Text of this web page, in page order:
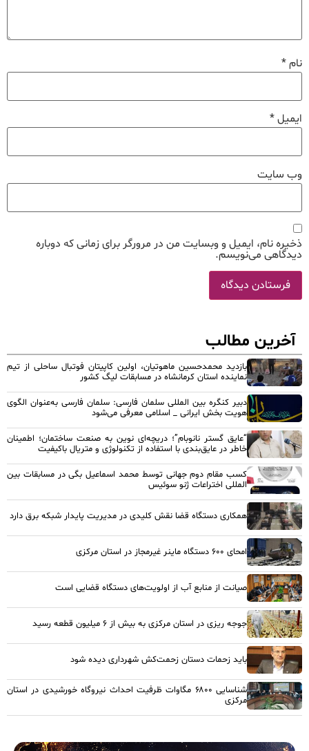
نام*
ایمیل*
وب‌ سایت
ذخیره نام، ایمیل و وبسایت من در مرورگر برای زمانی که دوباره
دیدگاهی می‌نویسم.
آخرین مطالب
بازدید محمدحسین ماهوتیان، اولین کاپیتان فوتبال ساحلی از تیم
نماینده استان کرمانشاه در مسابقات لیگ کشور
دبیر کنگره بین المللی سلمان فارسی: سلمان فارسی به‌عنوان الگوی
هویت بخش ایرانی _ اسلامی معرفی می‌شود
“عایق گستر نانوبام”؛ دریچه‌ای نوین به صنعت ساختمان؛ اطمینان
خاطر در عایق‌بندی با استفاده از تکنولوژی و متریال باکیفیت
کسب مقام دوم جهانی توسط محمد اسماعیل بگی در مسابقات بین
المللی اختراعات ژنو سوئیس
همکاری دستگاه قضا نقش کلیدی در مدیریت پایدار شبکه برق دارد
امحای ۶۰۰ دستگاه ماینر غیرمجاز در استان مرکزی
صیانت از منابع آب از اولویت‌های دستگاه قضایی است
جوجه ریزی در استان مرکزی به بیش از ۶ میلیون قطعه رسید
باید زحمات دستان زحمت‌کش شهرداری دیده شود
شناسایی ۶۸۰۰ مگاوات ظرفیت احداث نیروگاه خورشیدی در استان
مرکزی